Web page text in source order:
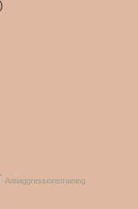
Antiaggressionstraining